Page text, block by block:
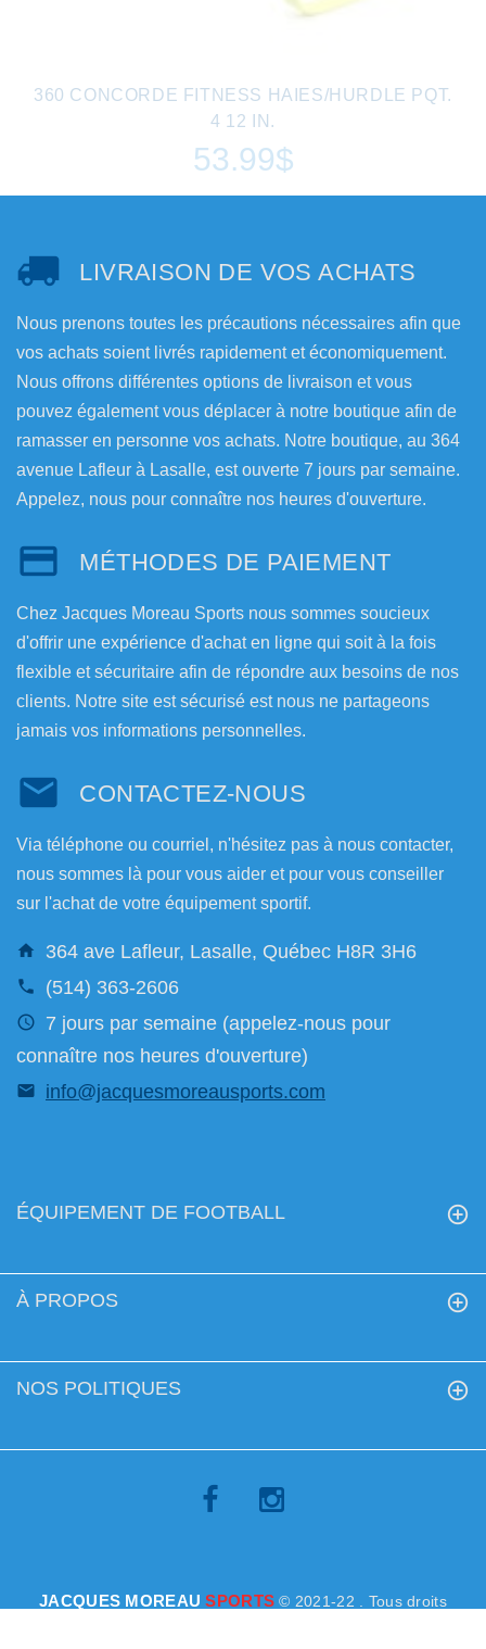
360 CONCORDE FITNESS HAIES/HURDLE PQT.
4 12 IN.
53.99$
LIVRAISON DE VOS ACHATS
Nous prenons toutes les précautions nécessaires afin que
vos achats soient livrés rapidement et économiquement.
Nous offrons différentes options de livraison et vous
pouvez également vous déplacer à notre boutique afin de
ramasser en personne vos achats. Notre boutique, au 364
avenue Lafleur à Lasalle, est ouverte 7 jours par semaine.
Appelez, nous pour connaître nos heures d'ouverture.
MÉTHODES DE PAIEMENT
Chez Jacques Moreau Sports nous sommes soucieux
d'offrir une expérience d'achat en ligne qui soit à la fois
flexible et sécuritaire afin de répondre aux besoins de nos
clients. Notre site est sécurisé est nous ne partageons
jamais vos informations personnelles.
CONTACTEZ-NOUS
Via téléphone ou courriel, n'hésitez pas à nous contacter,
nous sommes là pour vous aider et pour vous conseiller
sur l'achat de votre équipement sportif.
364 ave Lafleur, Lasalle, Québec H8R 3H6
(514) 363-2606
7 jours par semaine (appelez-nous pour
connaître nos heures d'ouverture)
info@jacquesmoreausports.com
ÉQUIPEMENT DE FOOTBALL
À PROPOS
NOS POLITIQUES
JACQUES MOREAU SPORTS© 2021-22 . Tous droits